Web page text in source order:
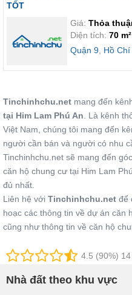
TỐT
Giá: Thỏa
Diện tích: 70 m²
Quận 9 Hồ Chí
Tinchinhchu.net mang đến
tại Him Lam Phú An . Là kênh
Việt Nam, chúng tôi mang đến
người cần bán và người có nhu
Tinchinhchu.net sẽ mang đến
căn hộ chung cư tại Him Lam
đủ nhất.
Liên hệ với Tinchinhchu.net để
hoạc các thông tin về dự án căn
cũng như thông tin về căn hộ
4.5 (90%)
Nhà đất theo khu vực